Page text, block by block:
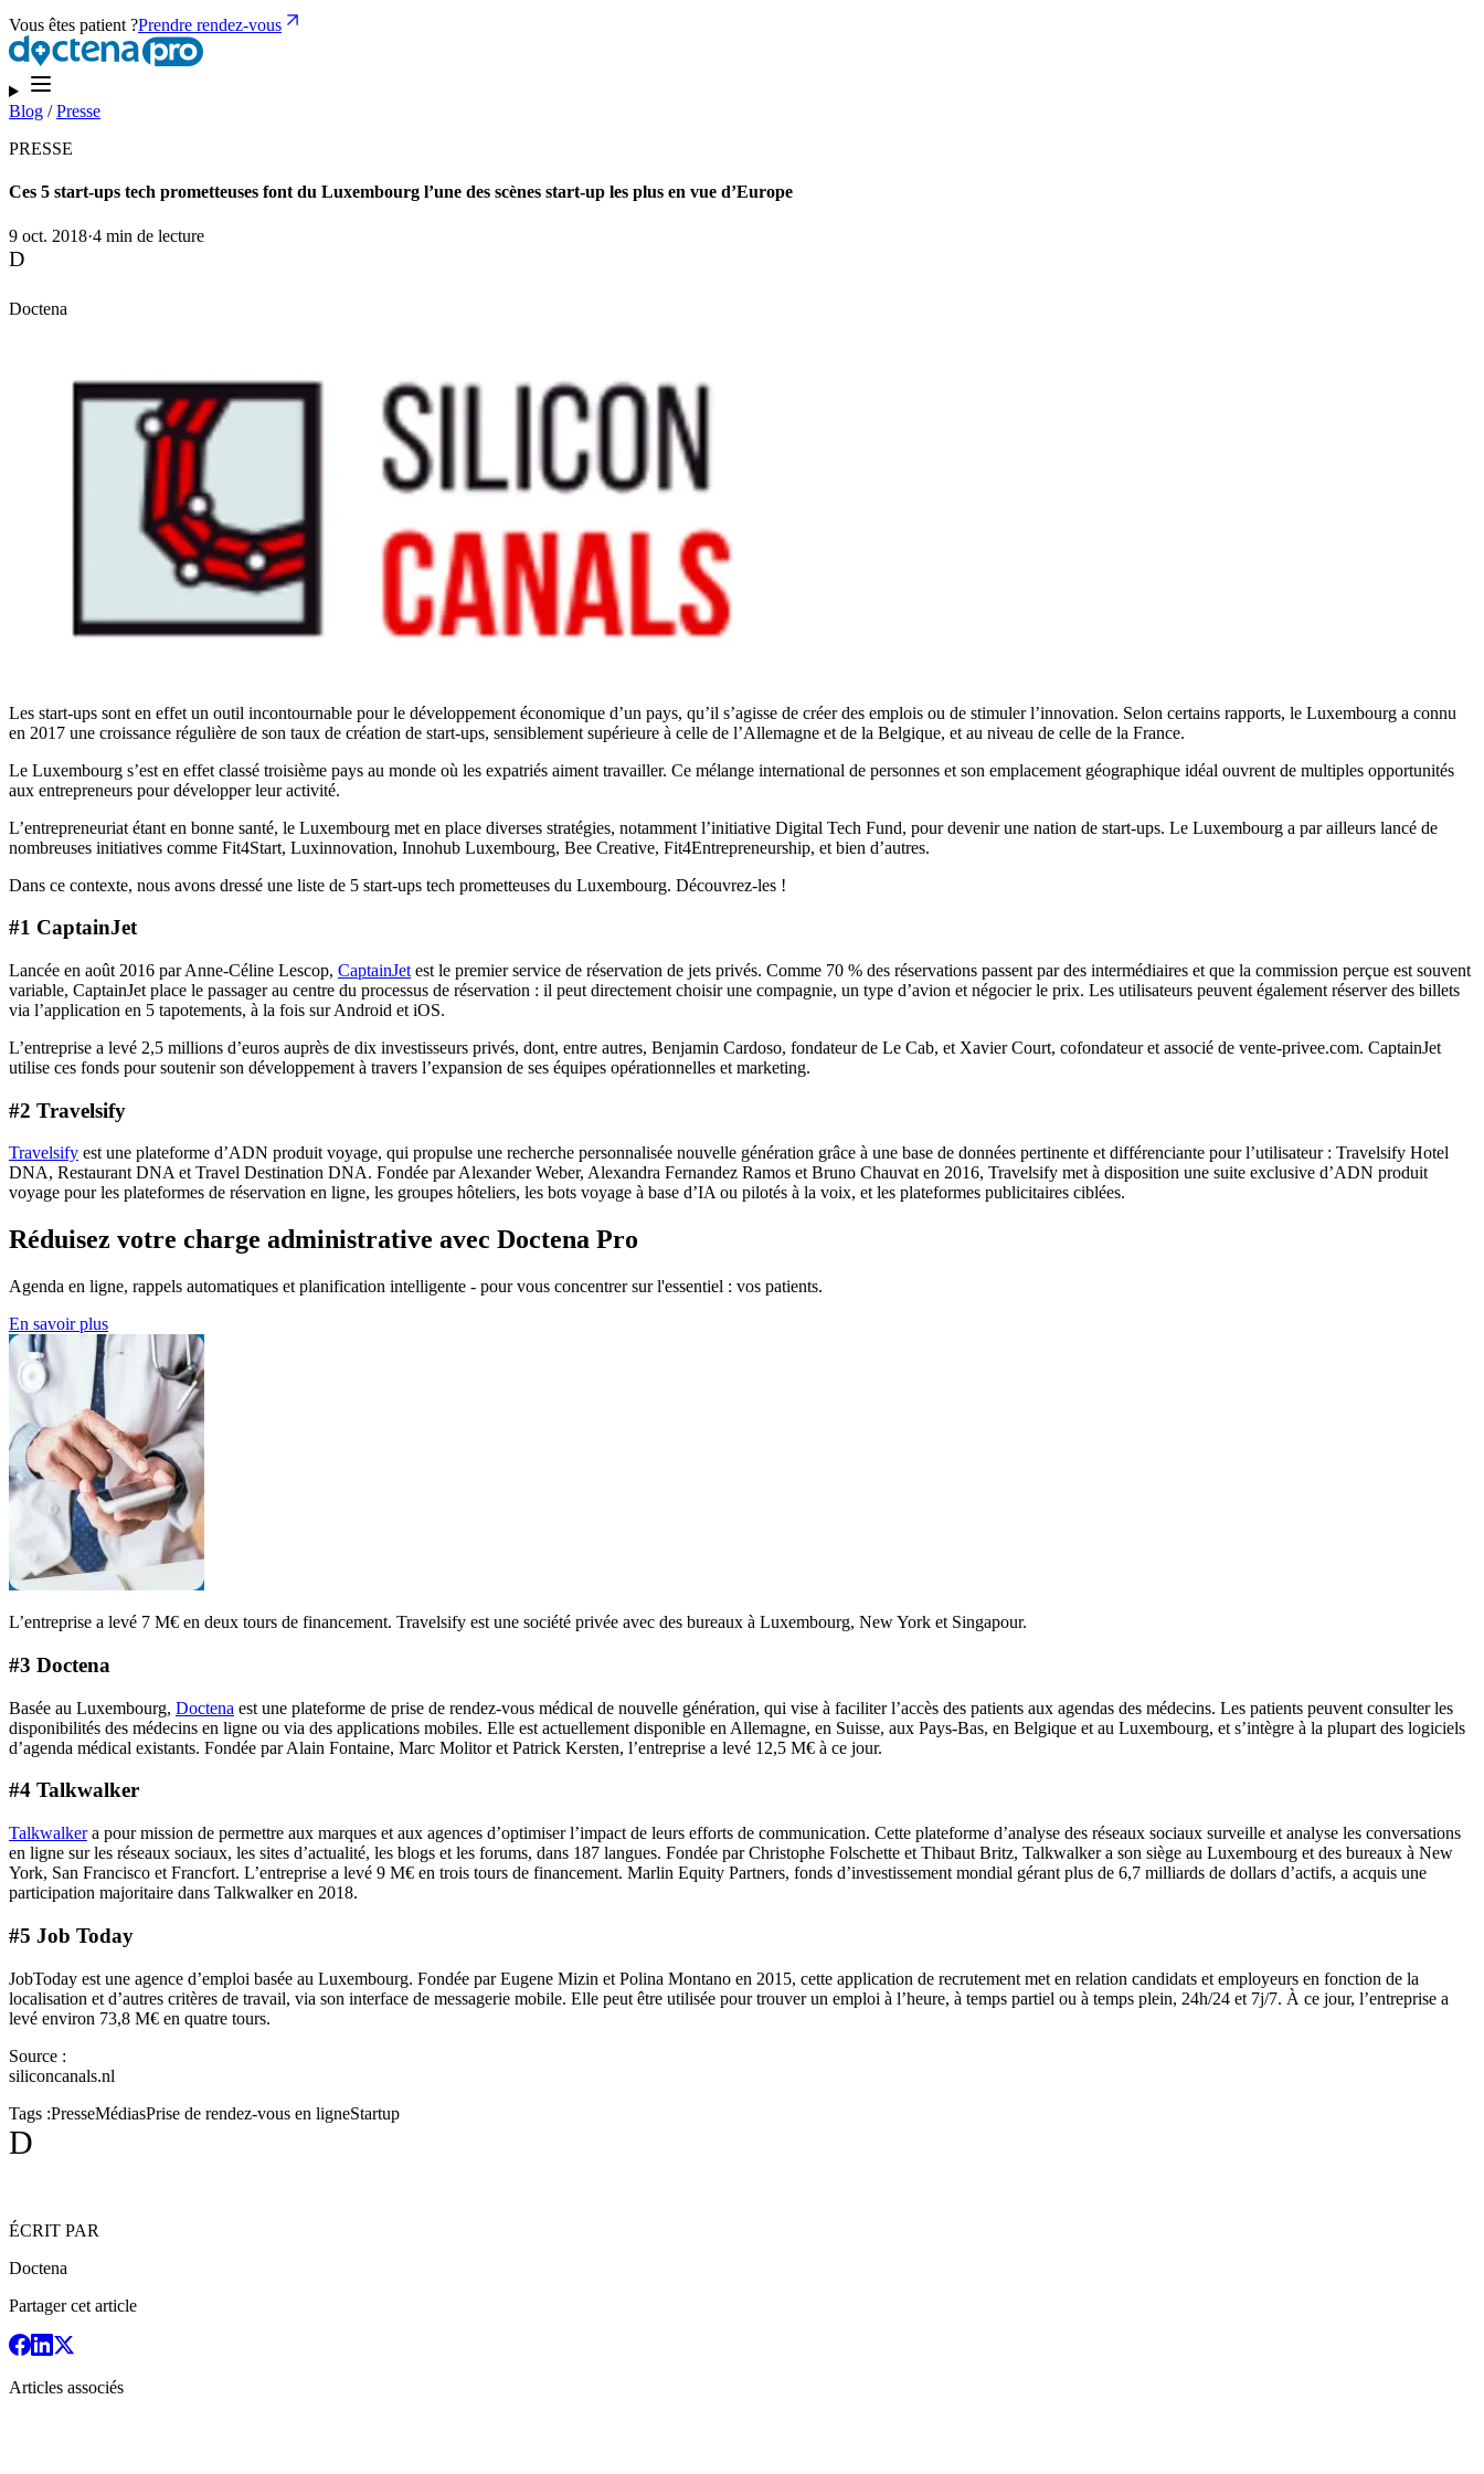
Vous êtes patient ?Prendre rendez-vous
Blog /Presse
PRESSE
Ces 5 start-ups tech prometteuses font du Luxembourg l’une des scènes start-up les plus en vue d’Europe
9 oct. 2018·4 min de lecture
D
Doctena
Les start-ups sont en effet un outil incontournable pour le développement économique d’un pays, qu’il s’agisse de créer des emplois ou de stimuler l’innovation. Selon certains rapports, le Luxembourg a connu
en 2017 une croissance régulière de son taux de création de start-ups, sensiblement supérieure à celle de l’Allemagne et de la Belgique, et au niveau de celle de la France.
Le Luxembourg s’est en effet classé troisième pays au monde où les expatriés aiment travailler. Ce mélange international de personnes et son emplacement géographique idéal ouvrent de multiples opportunités
aux entrepreneurs pour développer leur activité.
L’entrepreneuriat étant en bonne santé, le Luxembourg met en place diverses stratégies, notamment l’initiative Digital Tech Fund, pour devenir une nation de start-ups. Le Luxembourg a par ailleurs lancé de
nombreuses initiatives comme Fit4Start, Luxinnovation, Innohub Luxembourg, Bee Creative, Fit4Entrepreneurship, et bien d’autres.
Dans ce contexte, nous avons dressé une liste de 5 start-ups tech prometteuses du Luxembourg. Découvrez-les !
#1 CaptainJet
Lancée en août 2016 par Anne-Céline Lescop, CaptainJet est le premier service de réservation de jets privés. Comme 70 % des réservations passent par des intermédiaires et que la commission perçue est souvent
variable, CaptainJet place le passager au centre du processus de réservation : il peut directement choisir une compagnie, un type d’avion et négocier le prix. Les utilisateurs peuvent également réserver des billets
via l’application en 5 tapotements, à la fois sur Android et iOS.
L’entreprise a levé 2,5 millions d’euros auprès de dix investisseurs privés, dont, entre autres, Benjamin Cardoso, fondateur de Le Cab, et Xavier Court, cofondateur et associé de vente-privee.com. CaptainJet
utilise ces fonds pour soutenir son développement à travers l’expansion de ses équipes opérationnelles et marketing.
#2 Travelsify
Travelsify est une plateforme d’ADN produit voyage, qui propulse une recherche personnalisée nouvelle génération grâce à une base de données pertinente et différenciante pour l’utilisateur : Travelsify Hotel
DNA, Restaurant DNA et Travel Destination DNA. Fondée par Alexander Weber, Alexandra Fernandez Ramos et Bruno Chauvat en 2016, Travelsify met à disposition une suite exclusive d’ADN produit
voyage pour les plateformes de réservation en ligne, les groupes hôteliers, les bots voyage à base d’IA ou pilotés à la voix, et les plateformes publicitaires ciblées.
Réduisez votre charge administrative avec Doctena Pro
Agenda en ligne, rappels automatiques et planification intelligente - pour vous concentrer sur l'essentiel : vos patients.
En savoir plus
L’entreprise a levé 7 M€ en deux tours de financement. Travelsify est une société privée avec des bureaux à Luxembourg, New York et Singapour.
#3 Doctena
Basée au Luxembourg, Doctena est une plateforme de prise de rendez-vous médical de nouvelle génération, qui vise à faciliter l’accès des patients aux agendas des médecins. Les patients peuvent consulter les
disponibilités des médecins en ligne ou via des applications mobiles. Elle est actuellement disponible en Allemagne, en Suisse, aux Pays-Bas, en Belgique et au Luxembourg, et s’intègre à la plupart des logiciels
d’agenda médical existants. Fondée par Alain Fontaine, Marc Molitor et Patrick Kersten, l’entreprise a levé 12,5 M€ à ce jour.
#4 Talkwalker
Talkwalkera pour mission de permettre aux marques et aux agences d’optimiser l’impact de leurs efforts de communication. Cette plateforme d’analyse des réseaux sociaux surveille et analyse les conversations
en ligne sur les réseaux sociaux, les sites d’actualité, les blogs et les forums, dans 187 langues. Fondée par Christophe Folschette et Thibaut Britz, Talkwalker a son siège au Luxembourg et des bureaux à New
York, San Francisco et Francfort. L’entreprise a levé 9 M€ en trois tours de financement. Marlin Equity Partners, fonds d’investissement mondial gérant plus de 6,7 milliards de dollars d’actifs, a acquis une
participation majoritaire dans Talkwalker en 2018.
#5 Job Today
JobToday est une agence d’emploi basée au Luxembourg. Fondée par Eugene Mizin et Polina Montano en 2015, cette application de recrutement met en relation candidats et employeurs en fonction de la
localisation et d’autres critères de travail, via son interface de messagerie mobile. Elle peut être utilisée pour trouver un emploi à l’heure, à temps partiel ou à temps plein, 24h/24 et 7j/7. À ce jour, l’entreprise a
levé environ 73,8 M€ en quatre tours.
Source :
siliconcanals.nl
Tags :PresseMédiasPrise de rendez-vous en ligneStartup
D
ÉCRIT PAR
Doctena
Partager cet article
Articles associés